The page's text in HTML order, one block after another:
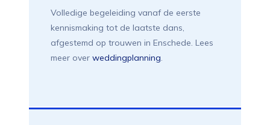
Volledige begeleiding vanaf de eerste
kennismaking tot de laatste dans,
afgestemd op trouwen in Enschede. Lees
meer over weddingplanning